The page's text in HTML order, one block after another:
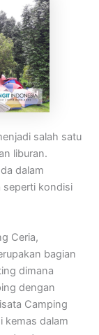
salah satu
liburan.
dalam
seperti kondisi
Ceria,
bagian
dimana
dengan
Camping
kemas dalam